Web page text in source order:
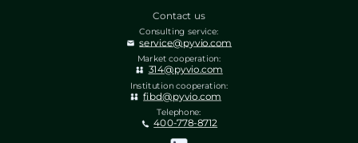
Contact us
Consulting service:
service@pyvio.com
Market cooperation:
314@pyvio.com
Institution cooperation:
fibd@pyvio.com
Telephone:
400-778-8712